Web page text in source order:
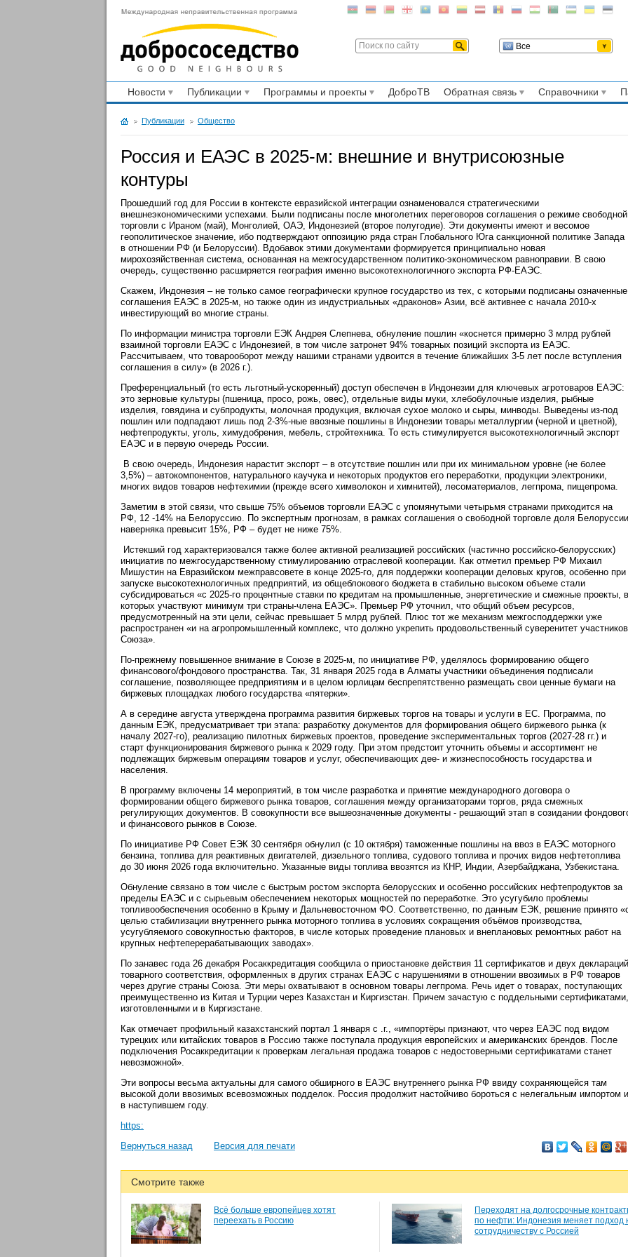
Все
Новости Публикации Программы и проекты ДоброТВ Обратная связь Справочники
Публикации Общество
Россия и ЕАЭС в 2025-м: внешние и внутрисоюзные
контуры
Прошедший год для России в контексте евразийской интеграции ознаменовался стратегическими
внешнеэкономическими успехами. Были подписаны после многолетних переговоров соглашения о режиме свободной
торговли с Ираном (май), Монголией, ОАЭ, Индонезией (второе полугодие). Эти документы имеют и весомое
геополитическое значение, ибо подтверждают оппозицию ряда стран Глобального Юга санкционной политике Запада
в отношении РФ (и Белоруссии). Вдобавок этими документами формируется принципиально новая
мирохозяйственная система, основанная на межгосударственном политико-экономическом равноправии. В свою
очередь, существенно расширяется география именно высокотехнологичного экспорта РФ-ЕАЭС.
Скажем, Индонезия – не только самое географически крупное государство из тех, с которыми подписаны означенные
соглашения ЕАЭС в 2025-м, но также один из индустриальных «драконов» Азии, всё активнее с начала 2010-х
инвестирующий во многие страны.
По информации министра торговли ЕЭК Андрея Слепнева, обнуление пошлин «коснется примерно 3 млрд рублей
взаимной торговли ЕАЭС с Индонезией, в том числе затронет 94% товарных позиций экспорта из ЕАЭС.
Рассчитываем, что товарооборот между нашими странами удвоится в течение ближайших 3-5 лет после вступления
соглашения в силу» (в 2026 г.).
Преференциальный (то есть льготный-ускоренный) доступ обеспечен в Индонезии для ключевых агротоваров ЕАЭС:
это зерновые культуры (пшеница, просо, рожь, овес), отдельные виды муки, хлебобулочные изделия, рыбные
изделия, говядина и субпродукты, молочная продукция, включая сухое молоко и сыры, минводы. Выведены из-под
пошлин или подпадают лишь под 2-3%-ные ввозные пошлины в Индонезии товары металлургии (черной и цветной),
нефтепродукты, уголь, химудобрения, мебель, стройтехника. То есть стимулируется высокотехнологичный экспорт
ЕАЭС и в первую очередь России.
В свою очередь, Индонезия нарастит экспорт – в отсутствие пошлин или при их минимальном уровне (не более
3,5%) – автокомпонентов, натурального каучука и некоторых продуктов его переработки, продукции электроники,
многих видов товаров нефтехимии (прежде всего химволокон и химнитей), лесоматериалов, легпрома, пищепрома.
Заметим в этой связи, что свыше 75% объемов торговли ЕАЭС с упомянутыми четырьмя странами приходится на
РФ, 12 -14% на Белоруссию. По экспертным прогнозам, в рамках соглашения о свободной торговле доля Белоруссии
наверняка превысит 15%, РФ – будет не ниже 75%.
Истекший год характеризовался также более активной реализацией российских (частично российско-белорусских)
инициатив по межгосударственному стимулированию отраслевой кооперации. Как отметил премьер РФ Михаил
Мишустин на Евразийском межправсовете в конце 2025-го, для поддержки кооперации деловых кругов, особенно при
запуске высокотехнологичных предприятий, из общеблокового бюджета в стабильно высоком объеме стали
субсидироваться «с 2025-го процентные ставки по кредитам на промышленные, энергетические и смежные проекты, в
которых участвуют минимум три страны-члена ЕАЭС». Премьер РФ уточнил, что общий объем ресурсов,
предусмотренный на эти цели, сейчас превышает 5 млрд рублей. Плюс тот же механизм межгосподдержки уже
распространен «и на агропромышленный комплекс, что должно укрепить продовольственный суверенитет участников
Союза».
По-прежнему повышенное внимание в Союзе в 2025-м, по инициативе РФ, уделялось формированию общего
финансового/фондового пространства. Так, 31 января 2025 года в Алматы участники объединения подписали
соглашение, позволяющее предприятиям и в целом юрлицам беспрепятственно размещать свои ценные бумаги на
биржевых площадках любого государства «пятерки».
А в середине августа утверждена программа развития биржевых торгов на товары и услуги в ЕС. Программа, по
данным ЕЭК, предусматривает три этапа: разработку документов для формирования общего биржевого рынка (к
началу 2027-го), реализацию пилотных биржевых проектов, проведение экспериментальных торгов (2027-28 гг.) и
старт функционирования биржевого рынка к 2029 году. При этом предстоит уточнить объемы и ассортимент не
подлежащих биржевым операциям товаров и услуг, обеспечивающих дее- и жизнеспособность государства и
населения.
В программу включены 14 мероприятий, в том числе разработка и принятие международного договора о
формировании общего биржевого рынка товаров, соглашения между организаторами торгов, ряда смежных
регулирующих документов. В совокупности все вышеозначенные документы - решающий этап в созидании
и финансового рынков в Союзе.
По инициативе РФ Совет ЕЭК 30 сентября обнулил (с 10 октября) таможенные пошлины на ввоз в ЕАЭС моторного
бензина, топлива для реактивных двигателей, дизельного топлива, судового топлива и прочих видов нефтетоплива
до 30 июня 2026 года включительно. Указанные виды топлива ввозятся из КНР, Индии, Азербайджана, Узбекистана.
Обнуление связано в том числе с быстрым ростом экспорта белорусских и особенно российских нефтепродуктов за
пределы ЕАЭС и с сырьевым обеспечением некоторых мощностей по переработке. Это усугубило проблемы
топливообеспечения особенно в Крыму и Дальневосточном ФО. Соответственно, по данным ЕЭК, решение принято
целью стабилизации внутреннего рынка моторного топлива в условиях сокращения объёмов производства,
усугубляемого совокупностью факторов, в числе которых проведение плановых и внеплановых ремонтных работ на
крупных нефтеперерабатывающих заводах».
По занавес года 26 декабря Росаккредитация сообщила о приостановке действия 11 сертификатов и двух деклараций
товарного соответствия, оформленных в других странах ЕАЭС с нарушениями в отношении ввозимых в РФ товаров
через другие страны Союза. Эти меры охватывают в основном товары легпрома. Речь идет о товарах, поступающих
преимущественно из Китая и Турции через Казахстан и Киргизстан. Причем зачастую с поддельными сертификатами,
изготовленными и в Киргизстане.
Как отмечает профильный казахстанский портал 1 января с .г., «импортёры признают, что через ЕАЭС под видом
турецких или китайских товаров в Россию также поступала продукция европейских и американских брендов. После
подключения Росаккредитации к проверкам легальная продажа товаров с недостоверными сертификатами станет
невозможной».
Эти вопросы весьма актуальны для самого обширного в ЕАЭС внутреннего рынка РФ ввиду сохраняющейся там
высокой доли ввозимых всевозможных подделок. Россия продолжит настойчиво бороться с нелегальным импортом и
в наступившем году.
https:
Вернуться назад
Версия для печати
Смотрите также
Всё больше европейцев хотят
переехать в Россию
Переходят на долгосрочные
по нефти: Индонезия меняет подход
сотрудничеству с Россией